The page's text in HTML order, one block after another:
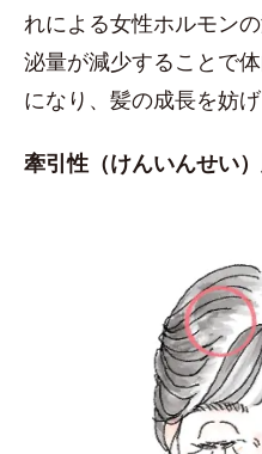
れによる女性ホルモン
泌量が減少することで
になり、髪の成長を妨げ
牽引性（けんいんせい